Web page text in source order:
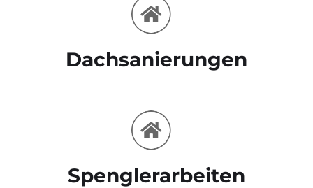
Dachsanierungen
Spenglerarbeiten